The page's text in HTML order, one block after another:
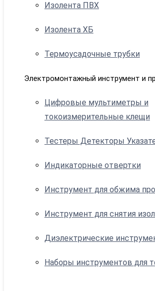
Изолента ПВХ
Изолента ХБ
Термоусадочные трубки
Электромонтажный инструмент и
Цифровые мультиметры и
токоизмерительные клещи
Тестеры Детекторы
Индикаторные отвертки
Инструмент для обжима
Инструмент для снятия
Диэлектрические
Наборы инструментов для